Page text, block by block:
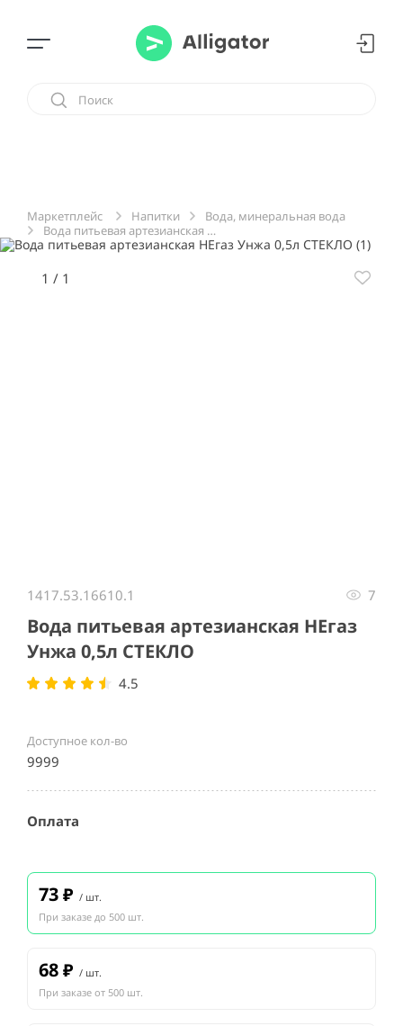
Маркетплейс Напитки
Вода, минеральная вода
Вода питьевая артезианская НЕгаз Унжа 0,5л СТЕКЛО
1 / 1
1417.53.16610.1 7
Вода питьевая артезианская НЕгаз
Унжа 0,5л СТЕКЛО
4.5
Доступное кол-во
9999
Оплата
73₽ / шт.
При заказе до 500 шт.
68₽ / шт.
При заказе от 500 шт.